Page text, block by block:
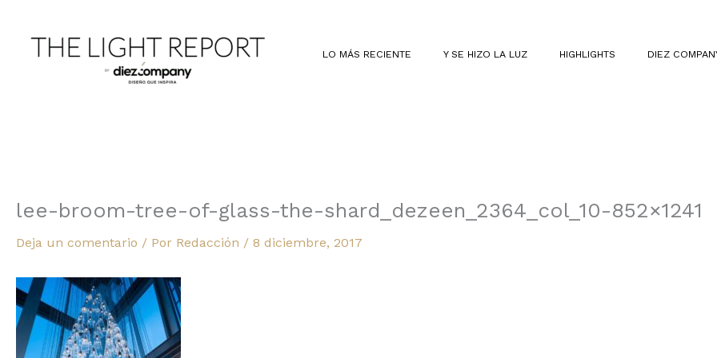
contenido
LO MÁS RECIENTE Y SE HIZO LA LUZ HIGHLIGHTS DIEZ
lee-broom-tree-of-glass-the-shard_dezeen_2364_col_10-852×1241
Deja un comentario / Por Redacción / 8 diciembre, 2017